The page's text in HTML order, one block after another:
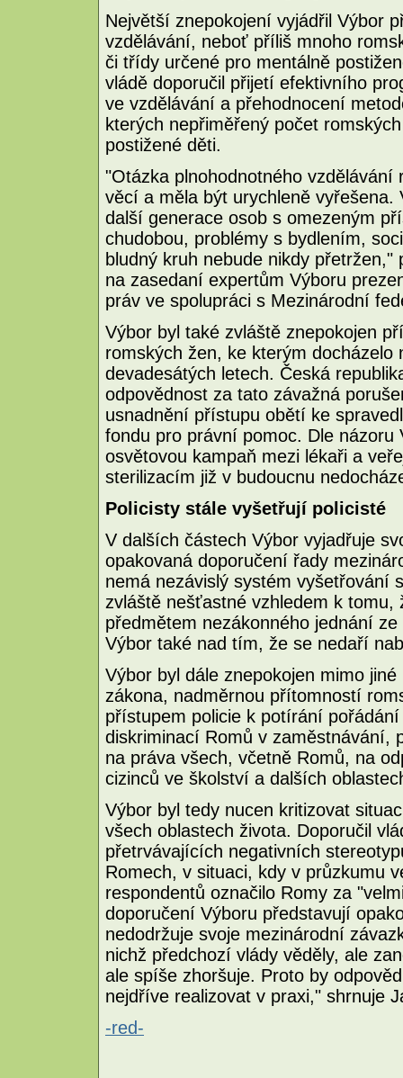
Největší znepokojení vyjádřil Výbor
vzdělávání, neboť příliš mnoho
či třídy určené pro mentálně
vládě doporučil přijetí efektivního
ve vzdělávání a přehodnocení
kterých nepřiměřený počet
postižené děti.
"Otázka plnohodnotného
věcí a měla být urychleně
další generace osob s omezeným
chudobou, problémy s bydlením,
bludný kruh nebude nikdy
na zasedaní expertům Výboru
práv ve spolupráci s Mezinárodní
Výbor byl také zvláště znepokojen
romských žen, ke kterým docházelo
devadesátých letech. Česká
odpovědnost za tato závažná
usnadnění přístupu obětí ke
fondu pro právní pomoc. Dle
osvětovou kampaň mezi lékaři a
sterilizacím již v budoucnu
Policisty stále vyšetřují policisté
V dalších částech Výbor vyjadřuje
opakovaná doporučení řady
nemá nezávislý systém vyšetřování
zvláště nešťastné vzhledem k tomu,
předmětem nezákonného jednání
Výbor také nad tím, že se nedaří
Výbor byl dále znepokojen mimo
zákona, nadměrnou přítomností
přístupem policie k potírání
diskriminací Romů v zaměstnávání,
na práva všech, včetně Romů, na
cizinců ve školství a dalších
Výbor byl tedy nucen kritizovat
všech oblastech života. Doporučil
přetrvávajících negativních
Romech, v situaci, kdy v průzkumu
respondentů označilo Romy za
doporučení Výboru představují
nedodržuje svoje mezinárodní
nichž předchozí vlády věděly, ale
ale spíše zhoršuje. Proto by
nejdříve realizovat v praxi," shrnuje
-red-